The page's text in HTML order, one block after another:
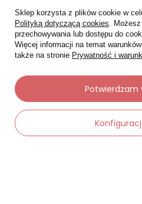
Moje zamówienia
Status zamówienia
Śledzenie przesyłki
Chcę zareklamować
Sklep korzysta z plików cookie w
Polityką dotyczącą cookies.
przechowywania lub dostępu do
Więcej informacji na temat
także na stronie Prywatność i
Potwierdzam